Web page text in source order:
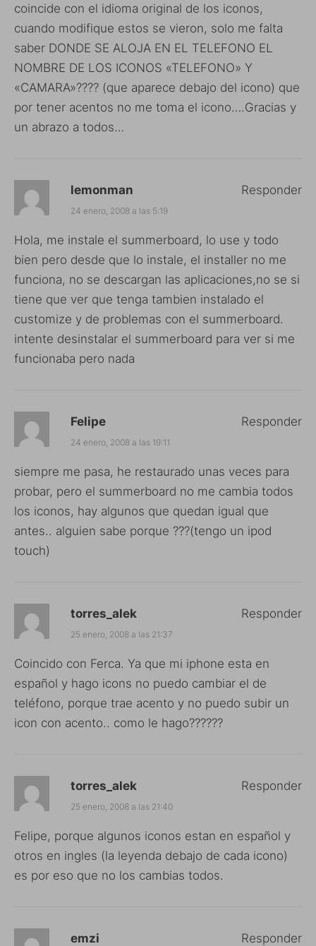
coincide con el idioma original de los iconos,
cuando modifique estos se vieron, solo me falta
saber DONDE SE ALOJA EN EL TELEFONO EL
NOMBRE DE LOS ICONOS «TELEFONO» Y
«CAMARA»???? (que aparece debajo del icono) que
por tener acentos no me toma el icono….Gracias y
un abrazo a todos…
lemonman
24 enero, 2008 a las 5:19
Hola, me instale el summerboard, lo use y todo
bien pero desde que lo instale, el installer no me
funciona, no se descargan las aplicaciones,no se si
tiene que ver que tenga tambien instalado el
customize y de problemas con el summerboard.
intente desinstalar el summerboard para ver si me
funcionaba pero nada
Responder
Felipe
24 enero, 2008 a las 19:11
siempre me pasa, he restaurado unas veces para
probar, pero el summerboard no me cambia todos
los iconos, hay algunos que quedan igual que
antes.. alguien sabe porque ???(tengo un ipod
touch)
Responder
torres_alek
25 enero, 2008 a las 21:37
Coincido con Ferca. Ya que mi iphone esta en
español y hago icons no puedo cambiar el de
teléfono, porque trae acento y no puedo subir un
icon con acento.. como le hago??????
Responder
torres_alek
25 enero, 2008 a las 21:40
Felipe, porque algunos iconos estan en español y
otros en ingles (la leyenda debajo de cada icono)
es por eso que no los cambias todos.
Responder
emzi Responder